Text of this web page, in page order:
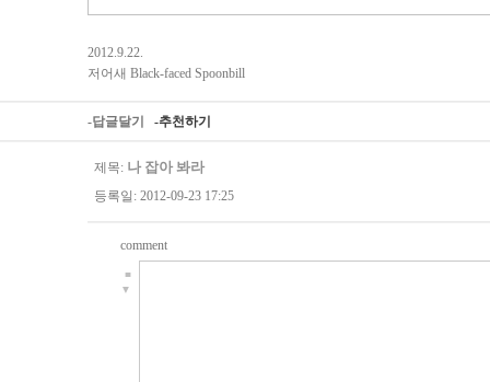
2012.9.22.
저어새 Black-faced Spoonbill
-답글달기 -추천하기
제목: 나 잡아 봐라
등록일: 2012-09-23 17:25
comment
■
▼